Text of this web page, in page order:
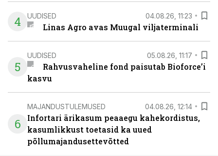
4 UUDISED 04.08.26, 11:23
Linas Agro avas Muugal viljaterminali
5
UUDISED 05.08.26, 11:17
Rahvusvaheline fond paisutab Bioforce’i
kasvu
6
MAJANDUSTULEMUSED 04.08.26, 12:14
Infortari ärikasum peaaegu kahekordistus,
kasumlikkust toetasid ka uued
põllumajandusettevõtted